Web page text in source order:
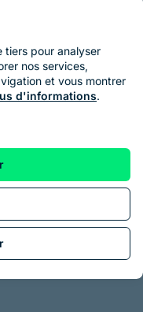
tiers pour analyser
nos services,
et vous montrer
d'informations.